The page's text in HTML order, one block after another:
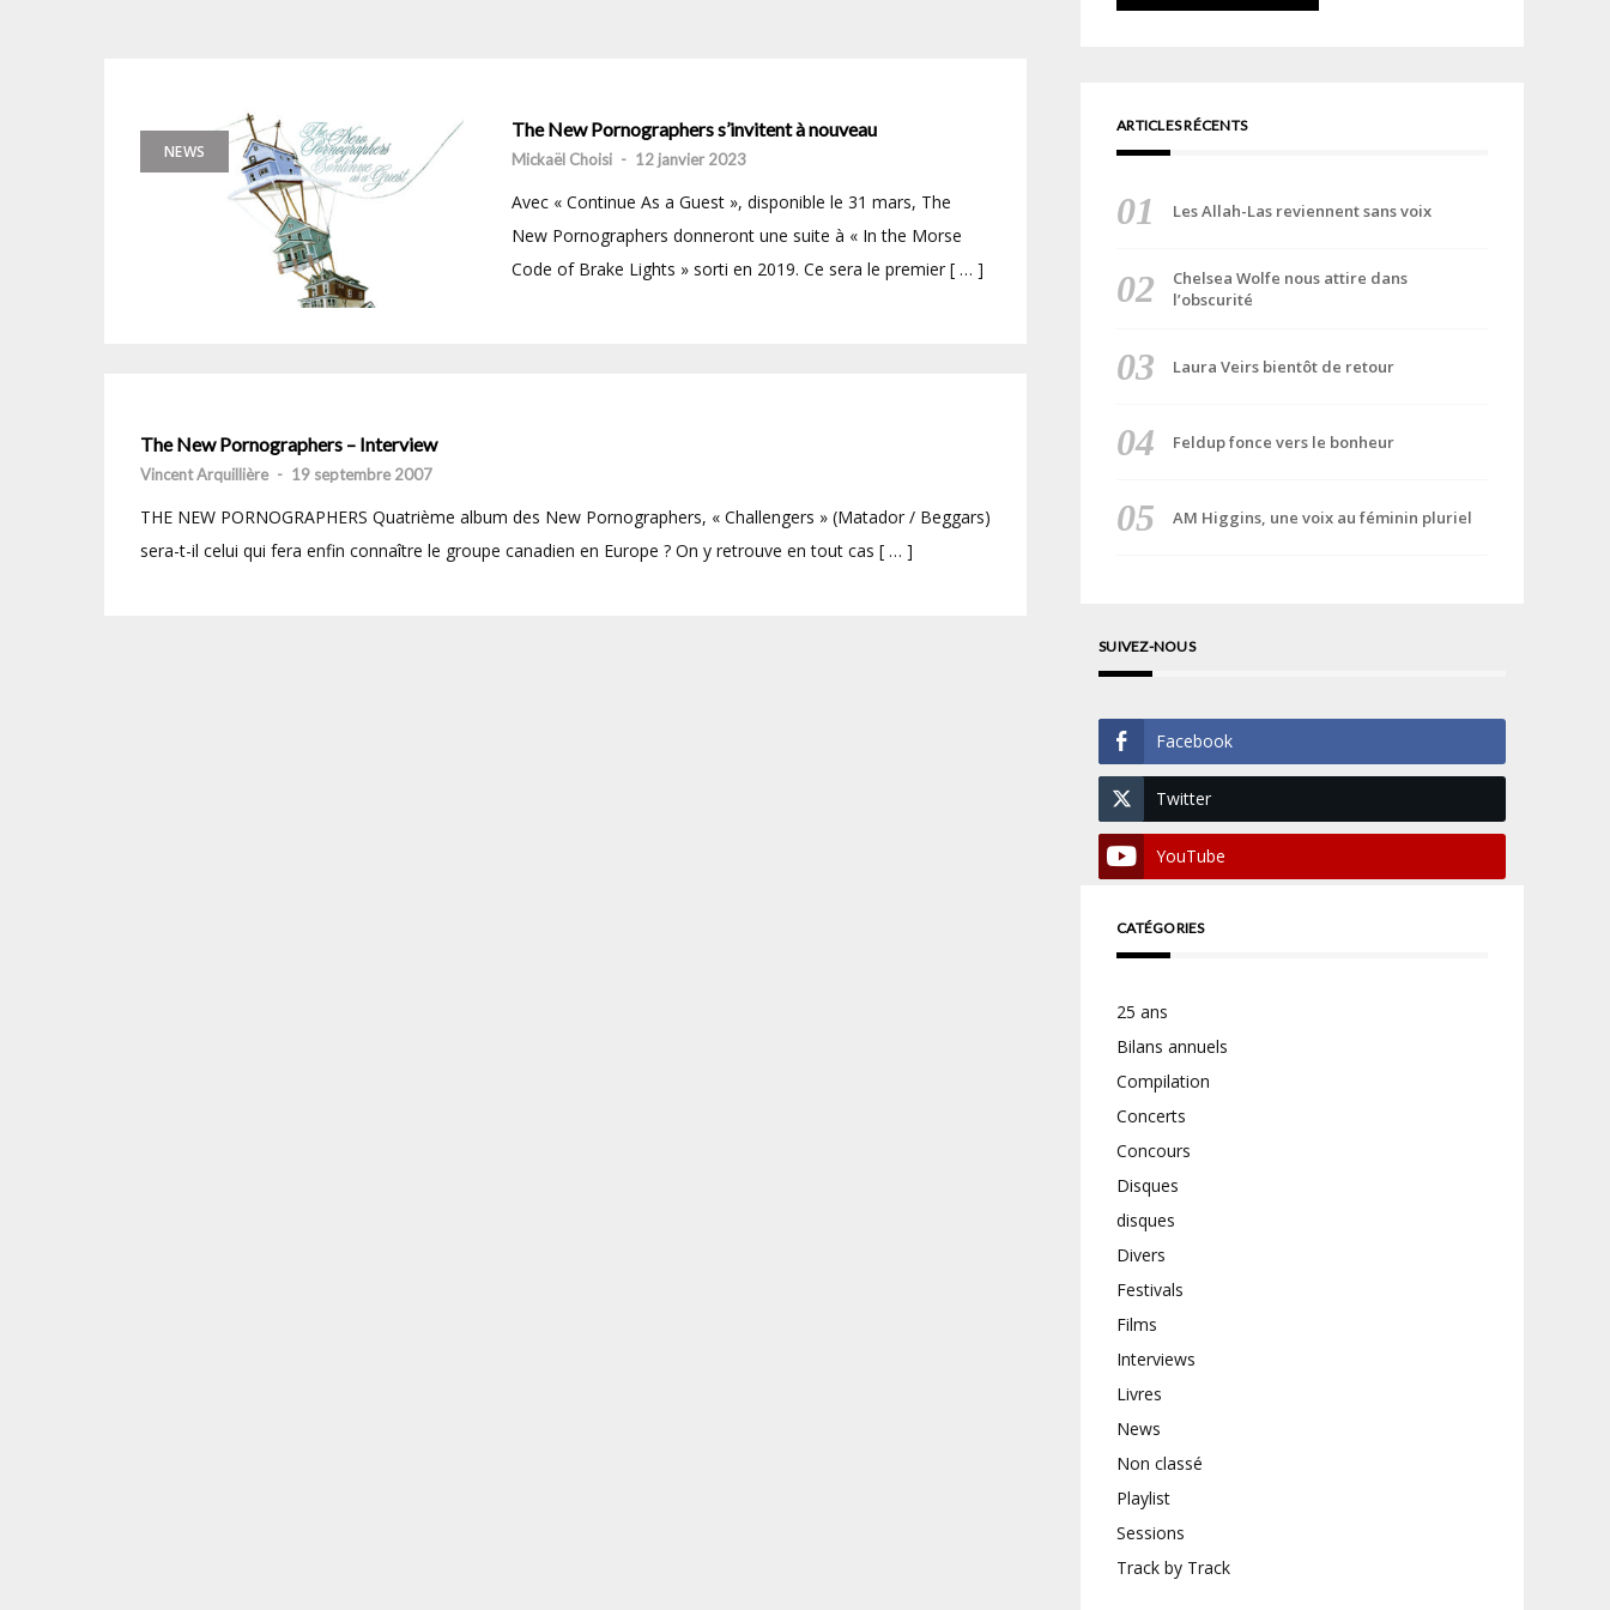
NEWS
The New Pornographers s’invitent à nouveau
Mickaël Choisi - 12 janvier 2023
Avec « Continue As a Guest », disponible le 31 mars, The
New Pornographers donneront une suite à « In the Morse
Code of Brake Lights » sorti en 2019. Ce sera le premier [ … ]
The New Pornographers – Interview
Vincent Arquillière - 19 septembre 2007
THE NEW PORNOGRAPHERS Quatrième album des New Pornographers, « Challengers » (Matador / Beggars)
sera-t-il celui qui fera enfin connaître le groupe canadien en Europe ? On y retrouve en tout cas [ … ]
ARTICLES RÉCENTS
Les Allah-Las reviennent sans voix
Chelsea Wolfe nous attire dans
l’obscurité
Laura Veirs bientôt de retour
Feldup fonce vers le bonheur
AM Higgins, une voix au féminin pluriel
SUIVEZ-NOUS
Facebook
Twitter
YouTube
CATÉGORIES
25 ans
Bilans annuels
Compilation
Concerts
Concours
Disques
disques
Divers
Festivals
Films
Interviews
Livres
News
Non classé
Playlist
Sessions
Track by Track